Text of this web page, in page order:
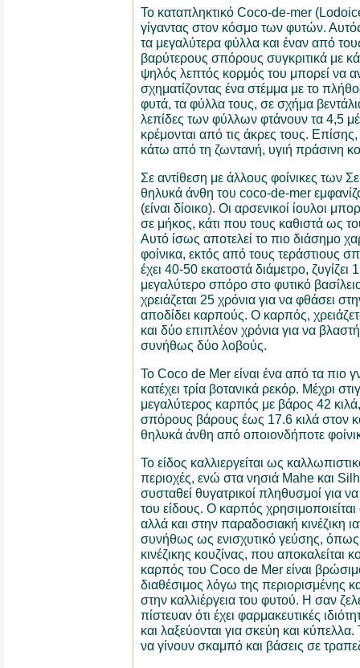
Το καταπληκτικό Coco-de-mer
γίγαντας στον κόσμο των φυτών.
τα μεγαλύτερα φύλλα και έναν από
βαρύτερους σπόρους συγκριτικά με
ψηλός λεπτός κορμός του μπορεί να
σχηματίζοντας ένα στέμμα με το
φυτά, τα φύλλα τους, σε σχήμα
λεπίδες των φύλλων φτάνουν τα 4,5
κρέμονται από τις άκρες τους.
κάτω από τη ζωντανή, υγιή πράσινη
Σε αντίθεση με άλλους φοίνικες των
θηλυκά άνθη του coco-de-mer
(είναι δίοικο). Οι αρσενικοί ίουλοι
σε μήκος, κάτι που τους καθιστά ως
Αυτό ίσως αποτελεί το πιο διάσημο
φοίνικα, εκτός από τους τεράστιους
έχει 40-50 εκατοστά διάμετρο, ζυγίζει
μεγαλύτερο σπόρο στο φυτικό
χρειάζεται 25 χρόνια για να φθάσει
αποδίδει καρπούς. Ο καρπός,
και δύο επιπλέον χρόνια για να
συνήθως δύο λοβούς.
Το Coco de Mer είναι ένα από τα πιο
κατέχει τρία βοτανικά ρεκόρ. Μέχρι
μεγαλύτερος καρπός με βάρος 42
σπόρους βάρους έως 17.6 κιλά στον
θηλυκά άνθη από οποιονδήποτε
Το είδος καλλιεργείται ως
περιοχές, ενώ στα νησιά Mahe και
συσταθεί θυγατρικοί πληθυσμοί για
του είδους. Ο καρπός χρησιμοποιείται
αλλά και στην παραδοσιακή κινέζικη
συνήθως ως ενισχυτικό γεύσης, όπως
κινέζικης κουζίνας, που αποκαλείται
καρπός του Coco de Mer είναι
διαθέσιμος λόγω της περιορισμένης
στην καλλιέργεια του φυτού. Η σαν
πίστευαν ότι έχει φαρμακευτικές
και λαξεύονται για σκεύη και κύπελλα.
να γίνουν σκαμπό και βάσεις σε